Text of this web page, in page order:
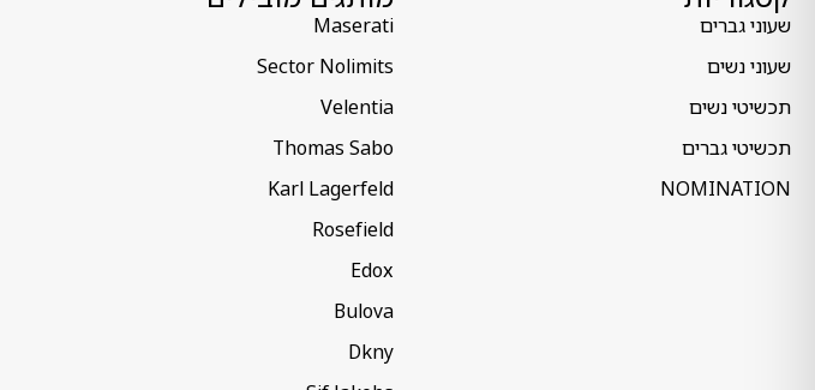
שעוני גברים
שעוני נשים
תכשיטי נשים
תכשיטי גברים
NOMINATION
Maserati
Sector Nolimits
Velentia
Thomas Sabo
Karl Lagerfeld
Rosefield
Edox
Bulova
Dkny